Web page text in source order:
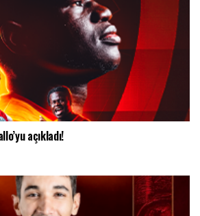
açıkladı!